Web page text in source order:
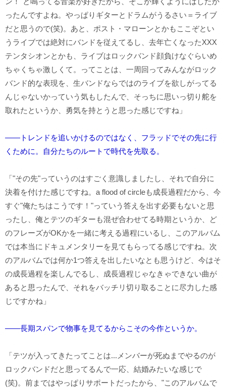
ったんですよね。やっぱりギターとドラムがうるさい＝ライブ
だと思うので(笑)。あと、ポスト・マローンとかもここぞとい
うライブでは絶対にバンドを従えてるし、去年亡くなったXXX
テンタシオンとかも、ライブはロックバンド顔負けなぐらいめ
ちゃくちゃ激しくて。ってことは、一周回ってみんながロック
バンド的な表現を、生バンドならではのライブを欲しがってる
んじゃないかっていう気もしたんで、そっちに思いっ切り舵を
取れたというか、勇気を持とうと思った感じですね」
――トレンドを追いかけるのではなく、フラッドでその先に行
くために。自分たちのルートで時代を先取る。
「"その先"っていうのはすごく意識しましたし、それで自分に
決着を付けた感じですね。a flood of circleも成長過程だから、今
すぐ"俺たちはこうです！"っていう答えを出す必要もないと思
ったし、俺とテツのギターも混ぜ合わせてる時期というか、ど
のフレーズがOKかを一緒に考える過程にいるし、このアルバム
では本当にドキュメンタリーを見てもらってる感じですね。次
のアルバムでは何か1つ答えを出したいなとも思うけど、今はそ
の成長過程を楽しんでるし、成長過程じゃなきゃできない曲が
あると思ったんで、それをバッチリ切り取ることに尽力した感
じですかね」
――長期スパンで物事を見てるからこその今作というか。
「テツが入ってきたってことは...メンバーが死ぬまでやるのが
ロックバンドだと思ってるんで一応、結婚みたいな感じで
(笑)。前まではやっぱりサポートだったから、"このアルバムで